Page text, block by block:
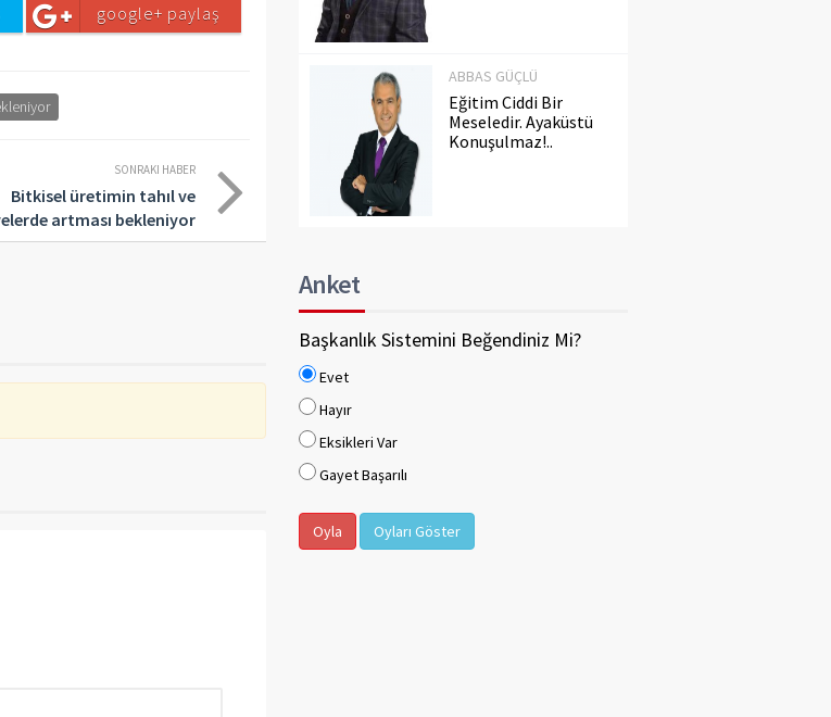
google+ paylaş
SONRAKI HABER
Bitkisel üretimin tahıl ve
artması bekleniyor
ABBAS GÜÇLÜ
Eğitim Ciddi Bir
Meseledir. Ayaküstü
Konuşulmaz!..
Anket
Başkanlık Sistemini Beğendiniz Mi?
Evet
Hayır
Eksikleri Var
Gayet Başarılı
Oyla Oyları Göster